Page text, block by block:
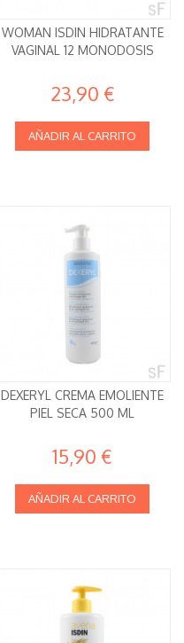
WOMAN ISDIN HIDRATANTE
VAGINAL 12 MONODOSIS
23,90 €
AÑADIR AL CARRITO
DEXERYL CREMA EMOLIENTE
PIEL SECA 500 ML
15,90 €
AÑADIR AL CARRITO